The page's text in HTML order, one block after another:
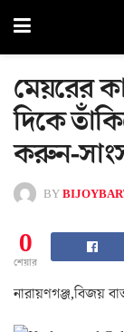
মেয়রের
দিকে
করুন-
BY
0
শেয়ার
নারায়ণগঞ্জ,বিজয়